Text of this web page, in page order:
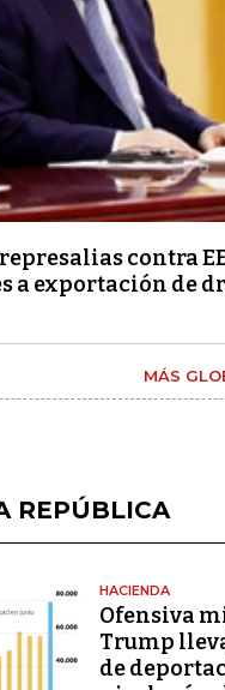
contra
a exportación de
MÁS
REPÚBLICA
HACIENDA
Ofensiva
Trump
de